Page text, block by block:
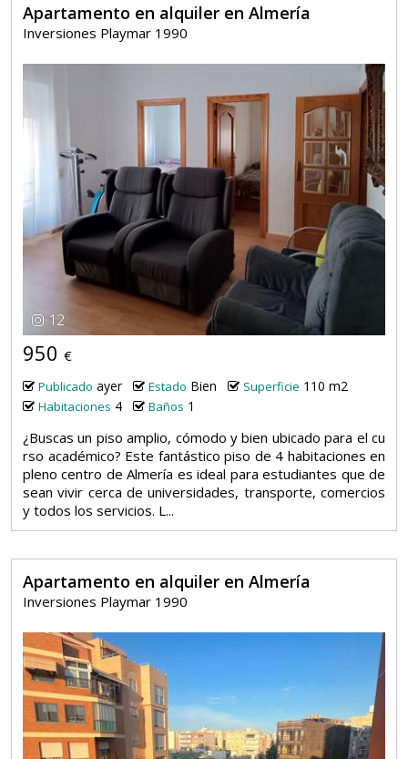
Apartamento en alquiler en Almería
Inversiones Playmar 1990
12
950 €
Publicado ayer Estado Bien Superficie 110 m2
Habitaciones 4 Baños 1
¿Buscas un piso amplio, cómodo y bien ubicado para el cu
rso académico? Este fantástico piso de 4 habitaciones en
pleno centro de Almería es ideal para estudiantes que de
sean vivir cerca de universidades, transporte, comercios
y todos los servicios. L...
Apartamento en alquiler en Almería
Inversiones Playmar 1990